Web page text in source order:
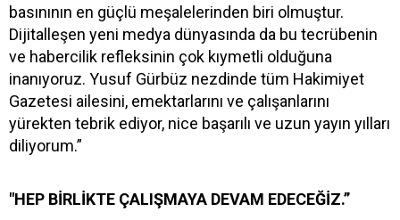
basınının en güçlü meşalelerinden biri olmuştur.
Dijitalleşen yeni medya dünyasında da bu tecrübenin
ve habercilik refleksinin çok kıymetli olduğuna
inanıyoruz. Yusuf Gürbüz nezdinde tüm Hakimiyet
Gazetesi ailesini, emektarlarını ve çalışanlarını
yürekten tebrik ediyor, nice başarılı ve uzun yayın yılları
diliyorum.”
"HEP BİRLİKTE ÇALIŞMAYA DEVAM EDECEĞİZ.”